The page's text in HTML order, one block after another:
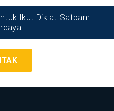
Ikut Diklat Satpam